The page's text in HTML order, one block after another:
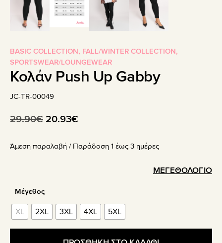
BASIC COLLECTION, FALL/WINTER COLLECTION,
SPORTSWEAR/LOUNGEWEAR
Κολάν Push Up Gabby
JC-TR-00049
29.90€ Original
was:
20.93€Η
τιμή
Άμεση παραλαβή / Παράδoση 1 έως 3 ημέρες
ΜΕΓΕΘΟΛΟΓΙΟ
Μέγεθος
XL 2XL 3XL 4XL 5XL